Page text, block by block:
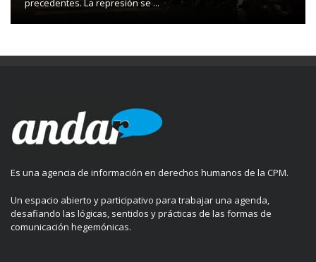
precedentes. La represión se ...
Es una agencia de información en derechos humanos de la CPM.
Un espacio abierto y participativo para trabajar una agenda,
desafiando las lógicas, sentidos y prácticas de las formas de
comunicación hegemónicas.